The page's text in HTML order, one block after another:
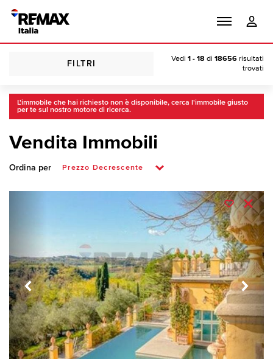
FILTRI
Vedi 1 - 18 di 18656 risultati
trovati
L'immobile che hai richiesto non è disponibile, cerca l'immobile giusto
per te sul nostro motore di ricerca.
Vendita Immobili
Ordina per